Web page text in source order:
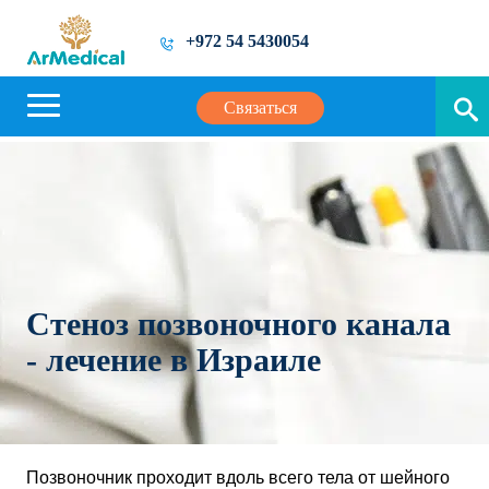
+972 54 5430054
Связаться
Стеноз позвоночного канала
- лечение в Израиле
Позвоночник проходит вдоль всего тела от шейного